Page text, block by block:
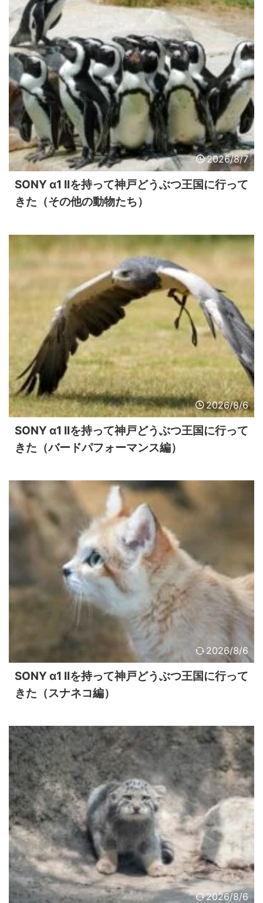
2026/8/7
SONY α1 IIを持って神戸どうぶつ王国に行って
きた（その他の動物たち）
2026/8/6
SONY α1 IIを持って神戸どうぶつ王国に行って
きた（バードパフォーマンス編）
2026/8/6
SONY α1 IIを持って神戸どうぶつ王国に行って
きた（スナネコ編）
2026/8/6